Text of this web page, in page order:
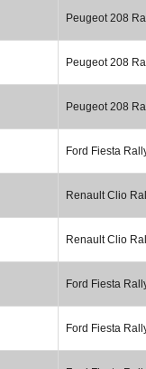
Peugeot 208
Peugeot 208
Peugeot 208
Ford Fiesta
Renault Clio
Renault Clio
Ford Fiesta
Ford Fiesta